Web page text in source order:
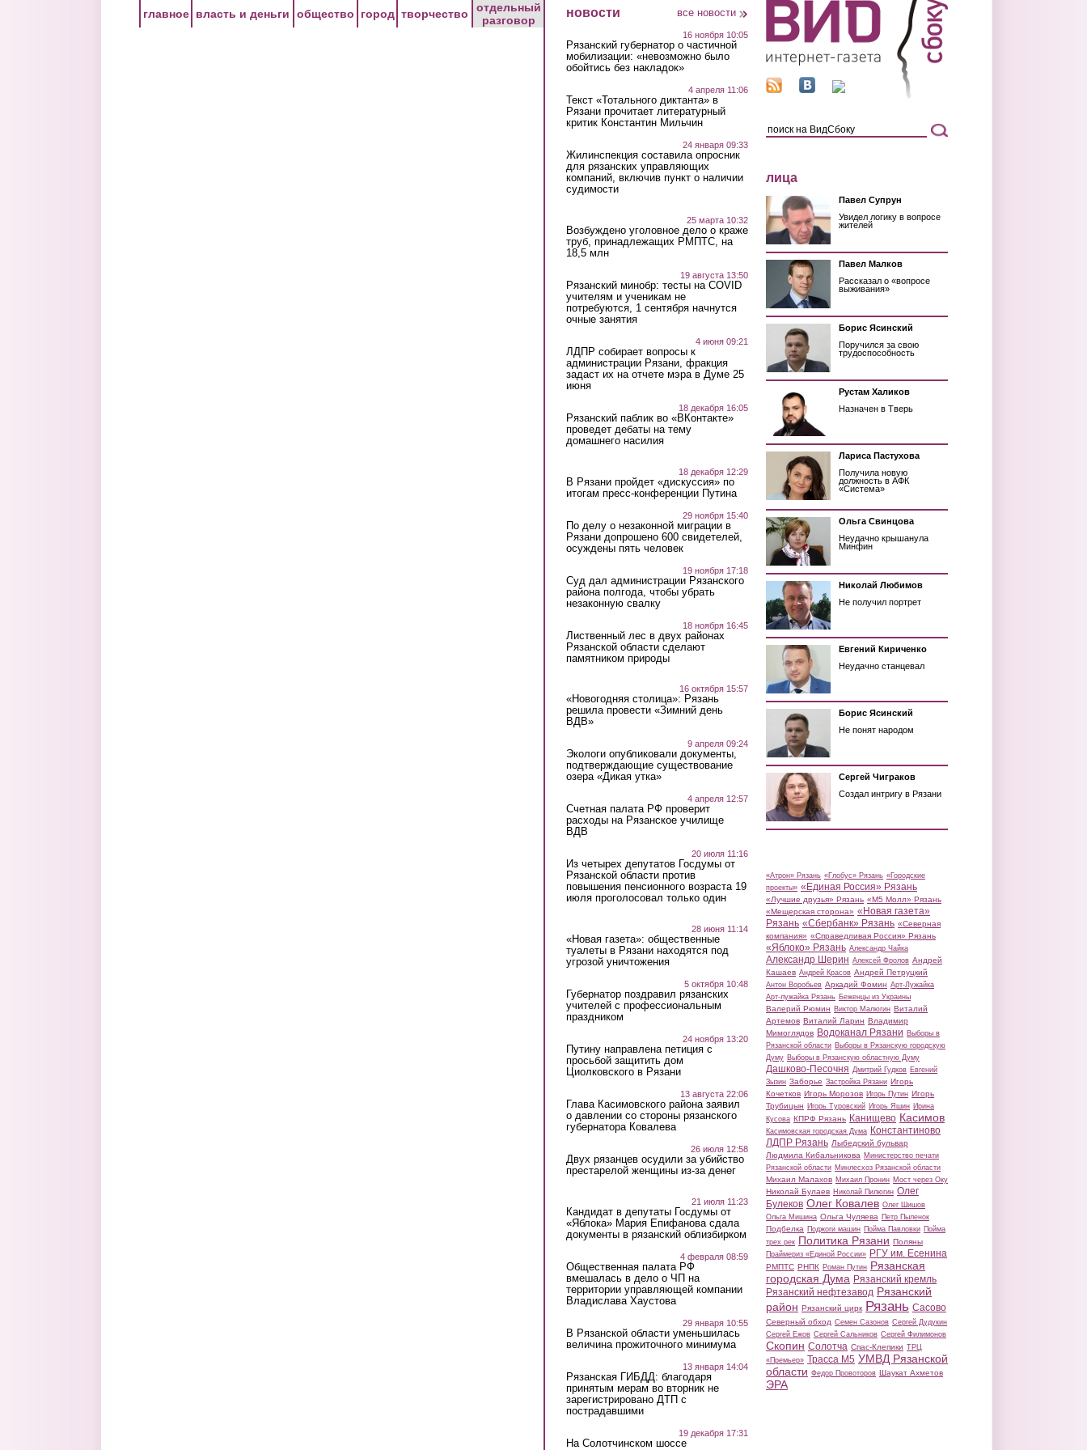
главное власть и деньги общество город творчество
отдельный
разговор
новости все новости
16 ноября 10:05
Рязанский губернатор о частичной
мобилизации: «невозможно было
обойтись без накладок»
4 апреля 11:06
Текст «Тотального диктанта» в
Рязани прочитает литературный
критик Константин Мильчин
24 января 09:33
Жилинспекция составила опросник
для рязанских управляющих
компаний, включив пункт о наличии
судимости
25 марта 10:32
Возбуждено уголовное дело о краже
труб, принадлежащих РМПТС, на
18,5 млн
19 августа 13:50
Рязанский минобр: тесты на COVID
учителям и ученикам не
потребуются, 1 сентября начнутся
очные занятия
4 июня 09:21
ЛДПР собирает вопросы к
администрации Рязани, фракция
задаст их на отчете мэра в Думе 25
июня
18 декабря 16:05
Рязанский паблик во «ВКонтакте»
проведет дебаты на тему
домашнего насилия
18 декабря 12:29
В Рязани пройдет «дискуссия» по
итогам пресс-конференции Путина
29 ноября 15:40
По делу о незаконной миграции в
Рязани допрошено 600 свидетелей,
осуждены пять человек
19 ноября 17:18
Суд дал администрации Рязанского
района полгода, чтобы убрать
незаконную свалку
18 ноября 16:45
Лиственный лес в двух районах
Рязанской области сделают
памятником природы
16 октября 15:57
«Новогодняя столица»: Рязань
решила провести «Зимний день
ВДВ»
9 апреля 09:24
Экологи опубликовали документы,
подтверждающие существование
озера «Дикая утка»
4 апреля 12:57
Счетная палата РФ проверит
расходы на Рязанское училище
ВДВ
20 июля 11:16
Из четырех депутатов Госдумы от
Рязанской области против
повышения пенсионного возраста 19
июля проголосовал только один
28 июня 11:14
«Новая газета»: общественные
туалеты в Рязани находятся под
угрозой уничтожения
5 октября 10:48
Губернатор поздравил рязанских
учителей с профессиональным
праздником
24 ноября 13:20
Путину направлена петиция с
просьбой защитить дом
Циолковского в Рязани
13 августа 22:06
Глава Касимовского района заявил
о давлении со стороны рязанского
губернатора Ковалева
26 июля 12:58
Двух рязанцев осудили за убийство
престарелой женщины из-за денег
21 июля 11:23
Кандидат в депутаты Госдумы от
«Яблока» Мария Епифанова сдала
документы в рязанский облизбирком
4 февраля 08:59
Общественная палата РФ
вмешалась в дело о ЧП на
территории управляющей компании
Владислава Хаустова
29 января 10:55
В Рязанской области уменьшилась
величина прожиточного минимума
13 января 14:04
Рязанская ГИБДД: благодаря
принятым мерам во вторник не
зарегистрировано ДТП с
пострадавшими
19 декабря 17:31
На Солотчинском шоссе
лица
Павел Супрун
Увидел логику в вопросе
жителей
Павел Малков
Рассказал о «вопросе
выживания»
Борис Ясинский
Поручился за свою
трудоспособность
Рустам Халиков
Назначен в Тверь
Лариса Пастухова
Получила новую
должность в АФК
«Система»
Ольга Свинцова
Неудачно крышанула
Минфин
Николай Любимов
Не получил портрет
Евгений Кириченко
Неудачно станцевал
Борис Ясинский
Не понят народом
Сергей Чиграков
Создал интригу в Рязани
«Атрон» Рязань «Глобус» Рязань «Городские
проекты» «Единая Россия» Рязань
«Лучшие друзья» Рязань «М5 Молл» Рязань
«Мещерская сторона» «Новая газета»
Рязань «Сбербанк» Рязань «Северная
компания» «Справедливая Россия» Рязань
«Яблоко» Рязань Александр Чайка
Александр Шерин Алексей Фролов Андрей
Кашаев Андрей Красов Андрей Петруцкий
Антон Воробьев Аркадий Фомин Арт-Лужайка
Арт-лужайка Рязань Беженцы из Украины
Валерий Рюмин Виктор Малюгин Виталий
Артемов Виталий Ларин Владимир
Мимоглядов Водоканал Рязани Выборы в
Рязанской области Выборы в Рязанскую городскую
Думу Выборы в Рязанскую областную Думу
Дашково-Песочня Дмитрий Гудков Евгений
Зызин Заборье Застройка Рязани Игорь
Кочетков Игорь Морозов Игорь Путин Игорь
Трубицын Игорь Туровский Игорь Яшин Ирина
Кусова КПРФ Рязань Канищево Касимов
Касимовская городская Дума Константиново
ЛДПР Рязань Лыбедский бульвар
Людмила Кибальникова Министерство печати
Рязанской области Минлесхоз Рязанской области
Михаил Малахов Михаил Пронин Мост через Оку
Николай Булаев Николай Пилюгин Олег
Булеков Олег Ковалев Олег Шишов
Ольга Мишина Ольга Чуляева Петр Пыленок
Подбелка Поджоги машин Пойма Павловки Пойма
трех рек Политика Рязани Поляны
Праймериз «Единой России» РГУ им. Есенина
РМПТС РНПК Роман Путин Рязанская
городская Дума Рязанский кремль
Рязанский нефтезавод Рязанский
район Рязанский цирк Рязань Сасово
Северный обход Семен Сазонов Сергей Дудукин
Сергей Ежов Сергей Сальников Сергей Филимонов
Скопин Солотча Спас-Клепики ТРЦ
«Премьер» Трасса М5 УМВД Рязанской
области Федор Провоторов Шаукат Ахметов
ЭРА